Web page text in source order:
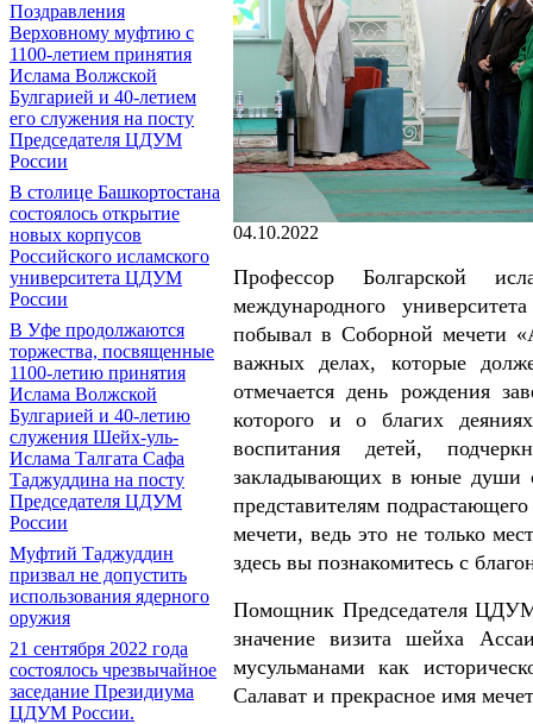
Поздравления
Верховному муфтию с
1100-летием принятия
Ислама Волжской
Булгарией и 40-летием
его служения на посту
Председателя ЦДУМ
России
В столице Башкортостана
состоялось открытие
новых корпусов
Российского исламского
университета ЦДУМ
России
В Уфе продолжаются
торжества, посвященные
1100-летию принятия
Ислама Волжской
Булгарией и 40-летию
служения Шейх-уль-
Ислама Талгата Сафа
Таджуддина на посту
Председателя ЦДУМ
России
Муфтий Таджуддин
призвал не допустить
использования ядерного
оружия
21 сентября 2022 года
состоялось чрезвычайное
заседание Президиума
ЦДУМ России.
04.10.2022
Профессор Болгарской
международного
побывал в Соборной мечети
важных делах, которые
отмечается день рождения
которого и о благих
воспитания детей,
закладывающих в юные души
представителям
мечети, ведь это не только
здесь вы познакомитесь с
Помощник Председателя
значение визита шейха
мусульманами как
Салават и прекрасное имя